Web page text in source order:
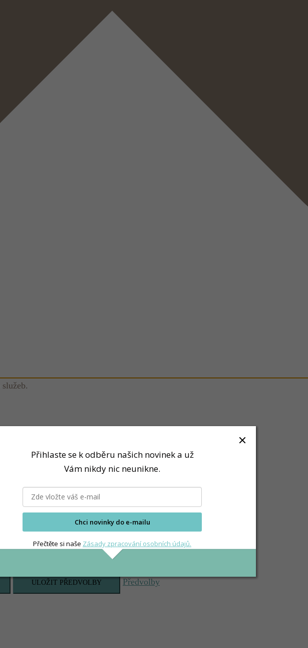
ULOŽIT PŘEDVOLBY Předvolby
Přihlaste se k odběru našich novinek a už
Vám nikdy nic neunikne.
Chci novinky do e-mailu
Přečtěte si naše Zásady zpracování osobních údajů.